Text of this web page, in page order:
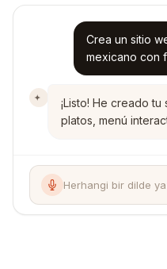
Crea un sitio
mexicano con
¡Listo! He creado
platos, menú
Herhangi bir dilde